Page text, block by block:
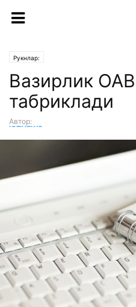
Рукнлар:
Вазирлик
табриклади
Автор:
ICTNEWS таҳририяти